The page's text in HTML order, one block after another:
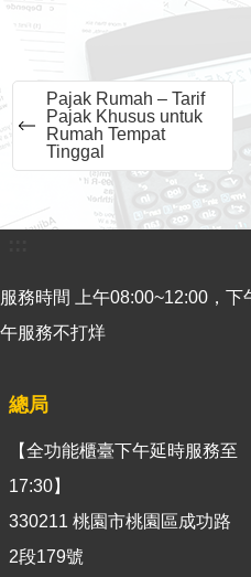
客
房
2.0
務
返
網
Indonesia
ประเทศไทย
Nam
Pajak Rumah – Tarif
Pajak Khusus untuk
Rumah Tempat
Tinggal
服務時間 上午08:00~12:00，
午服務不打烊
總局
【全功能櫃臺下午延時服務至
17:30】
330211 桃園市桃園區成功路
2段179號